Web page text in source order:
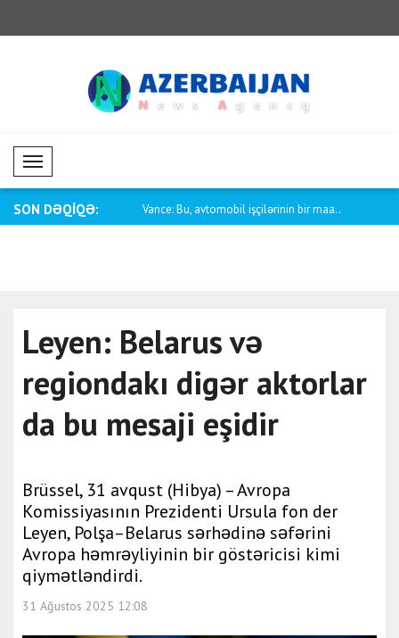
Mobil Menü
SON DƏQİQƏ:
ABŞ münasibətləri Vance: Bu, avtomobil işçilərinin bir maa..
Leyen: Belarus və
regiondakı digər aktorlar
da bu mesaji eşidir
Brüssel, 31 avqust (Hibya) – Avropa
Komissiyasının Prezidenti Ursula fon der
Leyen, Polşa–Belarus sərhədinə səfərini
Avropa həmrəyliyinin bir göstəricisi kimi
qiymətləndirdi.
31 Ağustos 2025 12:08